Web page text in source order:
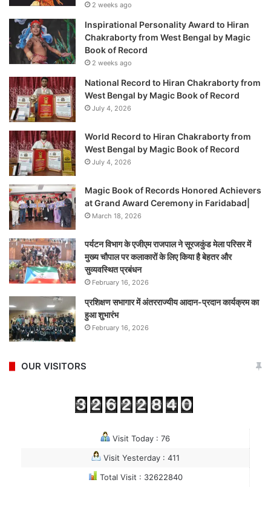
2 weeks ago
Inspirational Personality Award to Hiran
Chakraborty from West Bengal by Magic
Book of Record
2 weeks ago
National Record to Hiran Chakraborty from
West Bengal by Magic Book of Record
July 4, 2026
World Record to Hiran Chakraborty from
West Bengal by Magic Book of Record
July 4, 2026
Magic Book of Records Honored Achievers
at Grand Award Ceremony in Faridabad|
March 18, 2026
पर्यटन विभाग के एजीएम राजपाल ने सूरजकुंड मेला परिसर में
मुख्य चौपाल पर कलाकारों के लिए किया है बेहतर और
सुव्यवस्थित प्रबंधन
February 16, 2026
प्रशिक्षण सभागार में अंतरराज्यीय आदान-प्रदान कार्यक्रम का
हुआ शुभारंभ
February 16, 2026
OUR VISITORS
Visit Today : 76
Visit Yesterday : 411
Total Visit : 32622840